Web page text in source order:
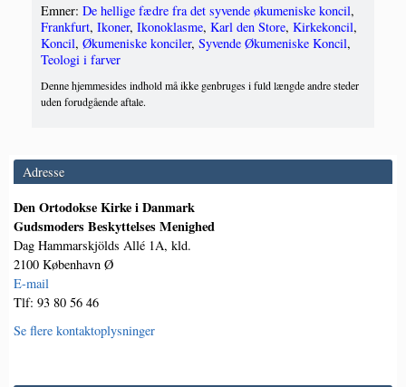
Emner: De hellige fædre fra det syvende økumeniske koncil,
Frankfurt, Ikoner, Ikonoklasme, Karl den Store, Kirkekoncil,
Koncil, Økumeniske konciler, Syvende Økumeniske Koncil,
Teologi i farver
Denne hjemmesides indhold må ikke genbruges i fuld længde andre steder
uden forudgående aftale.
Adresse
Den Ortodokse Kirke i Danmark
Gudsmoders Beskyttelses Menighed
Dag Hammarskjölds Allé 1A, kld.
2100 København Ø
E-mail
Tlf: 93 80 56 46
Se flere kontaktoplysninger